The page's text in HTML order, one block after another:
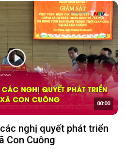
00:00
nghị quyết phát triển
Con Cuông